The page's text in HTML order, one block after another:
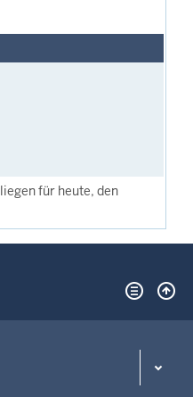
für heute, den